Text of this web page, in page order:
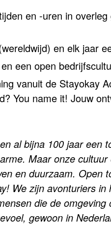
en -uren in
en elk jaar
een open
vanuit de Stayokay
You name it! Jouw
al bijna 100 jaar een
Maar onze
en duurzaam. Open
We zijn avonturiers
die de
gewoon in